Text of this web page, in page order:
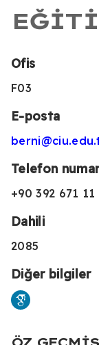
Ofis
F03
E-posta
Telefon
+90 392 671 11
Dahili
2085
Diğer bilgiler